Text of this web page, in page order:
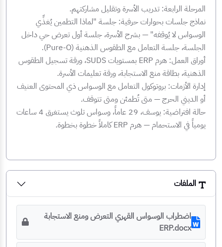
المرحلة الرابعة: تدريب الأسرة وتقليل مشاركتهم.
نماذج جلسات بحوارات حرفية: جلسة "لماذا التطمين يُغذِّي
الوسواس لا يُوقفه" — بشرح الأسرة، جلسة أول تعرض حي داخل
الجلسة، جلسة التعامل مع الطقوس الذهنية (Pure-O).
أوراق العمل: هرم ERP بمستويات SUDS، ورقة تسجيل الطقوس
الذهنية، بطاقة منع الاستجابة، ورقة تعليمات الأسرة.
إدارة الأزمات: بروتوكول التعامل مع الوسواس ذي المحتوى العنيف
أو الديني الحرج — متى تُطمئن ومتى تتوقف.
حالة افتراضية: يوسف، 29 عاماً، وسواس تلوث يستغرق 4 ساعات
يومياً في الاستحمام — هرم ERP كاملاً خطوة بخطوة.
الملفات
اضطراب الوسواس القهري التعرض ومنع الاستجابة
ERP.docx